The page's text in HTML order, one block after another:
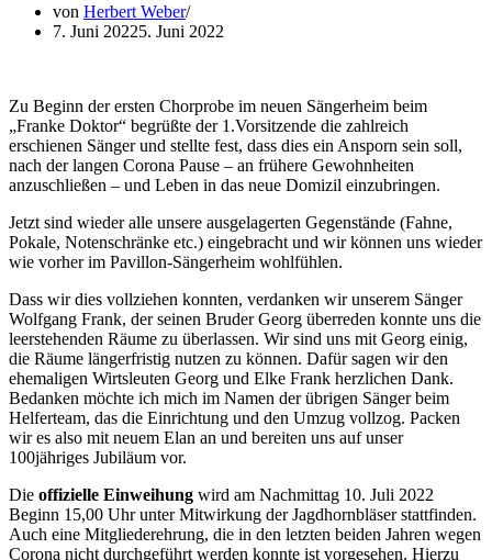
von Herbert Weber
7. Juni 20225. Juni 2022
Zu Beginn der ersten Chorprobe im neuen Sängerheim beim
„Franke Doktor“ begrüßte der 1.Vorsitzende die zahlreich
erschienen Sänger und stellte fest, dass dies ein Ansporn sein soll,
nach der langen Corona Pause – an frühere Gewohnheiten
anzuschließen – und Leben in das neue Domizil einzubringen.
Jetzt sind wieder alle unsere ausgelagerten Gegenstände (Fahne,
Pokale, Notenschränke etc.) eingebracht und wir können uns wieder
wie vorher im Pavillon-Sängerheim wohlfühlen.
Dass wir dies vollziehen konnten, verdanken wir unserem Sänger
Wolfgang Frank, der seinen Bruder Georg überreden konnte uns die
leerstehenden Räume zu überlassen. Wir sind uns mit Georg einig,
die Räume längerfristig nutzen zu können. Dafür sagen wir den
ehemaligen Wirtsleuten Georg und Elke Frank herzlichen Dank.
Bedanken möchte ich mich im Namen der übrigen Sänger beim
Helferteam, das die Einrichtung und den Umzug vollzog. Packen
wir es also mit neuem Elan an und bereiten uns auf unser
100jähriges Jubiläum vor.
Die offizielle Einweihung wird am Nachmittag 10. Juli 2022
Beginn 15,00 Uhr unter Mitwirkung der Jagdhornbläser stattfinden.
Auch eine Mitgliederehrung, die in den letzten beiden Jahren wegen
Corona nicht durchgeführt werden konnte ist vorgesehen. Hierzu